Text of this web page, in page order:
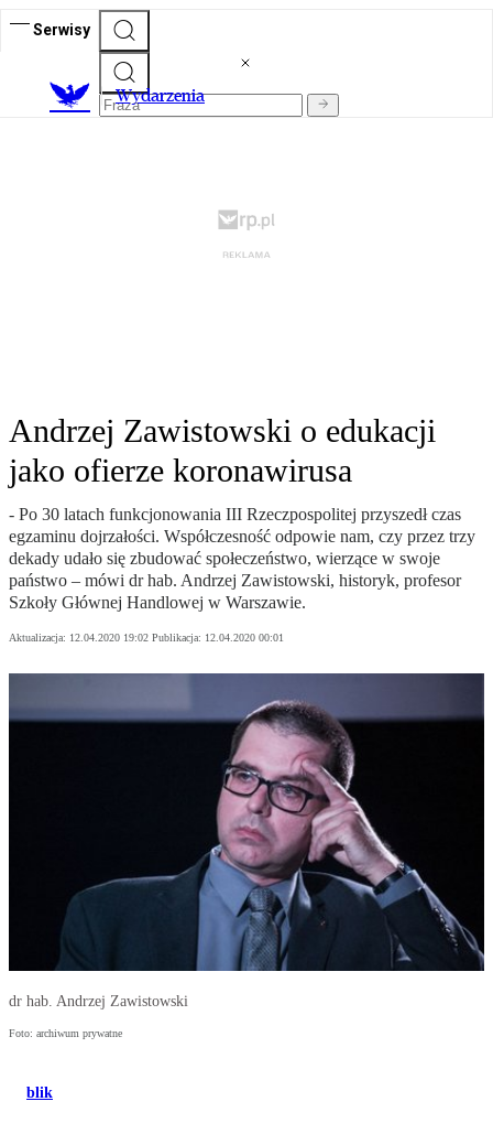
Serwisy
Wydarzenia
Andrzej Zawistowski o edukacji
jako ofierze koronawirusa
- Po 30 latach funkcjonowania III Rzeczpospolitej przyszedł czas
egzaminu dojrzałości. Współczesność odpowie nam, czy przez trzy
dekady udało się zbudować społeczeństwo, wierzące w swoje
państwo – mówi dr hab. Andrzej Zawistowski, historyk, profesor
Szkoły Głównej Handlowej w Warszawie.
Aktualizacja: 12.04.2020 19:02 Publikacja: 12.04.2020 00:01
dr hab. Andrzej Zawistowski
Foto: archiwum prywatne
blik